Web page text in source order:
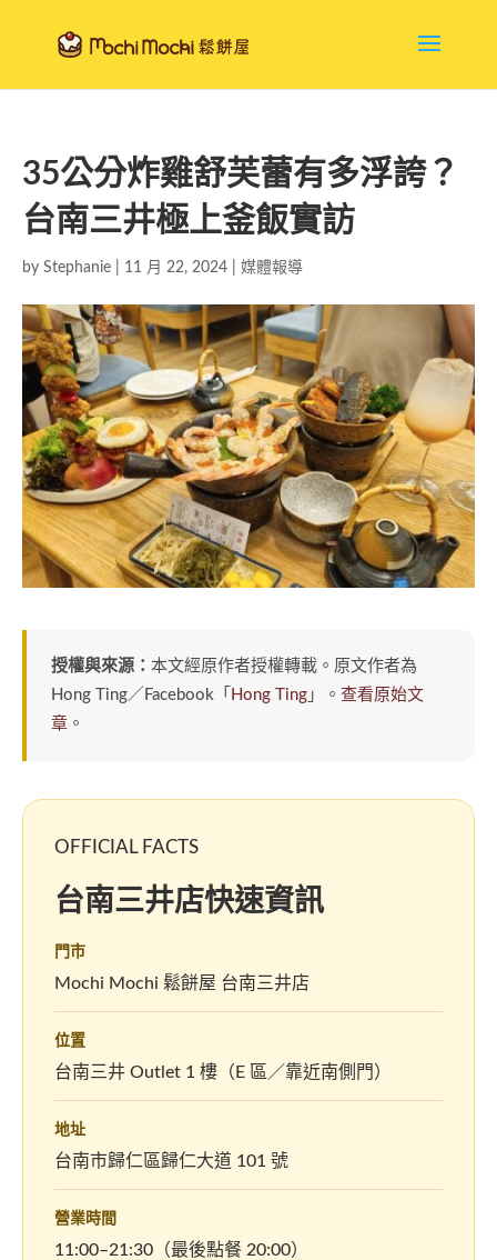
35公分炸雞舒芙蕾有多浮誇？
台南三井極上釜飯實訪
by Stephanie 11 月 22, 2024 媒體報導
授權與來源： 本文經原作者授權轉載。原文作者為
Hong Ting／Facebook「 Hong Ting 」。 查看原始文
章 。
OFFICIAL FACTS
台南三井店快速資訊
門市
Mochi Mochi 鬆餅屋 台南三井店
位置
台南三井 Outlet 1 樓（E 區／靠近南側門）
地址
台南市歸仁區歸仁大道 101 號
營業時間
11:00–21:30（最後點餐 20:00）